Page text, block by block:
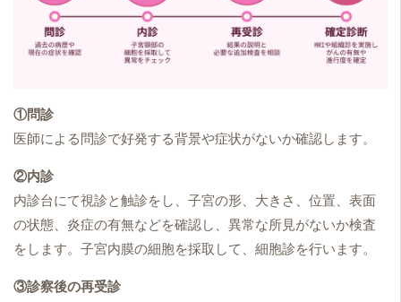
①問診
医師による問診で好発する背景や症状がないか確認します。
②内診
内診台にて視診と触診をし、子宮の形、大きさ、位置、表面
の状態、炎症の有無などを確認し、異常な所見がないか検査
をします。子宮内膜の細胞を採取して、細胞診を行います。
③診察後の再受診